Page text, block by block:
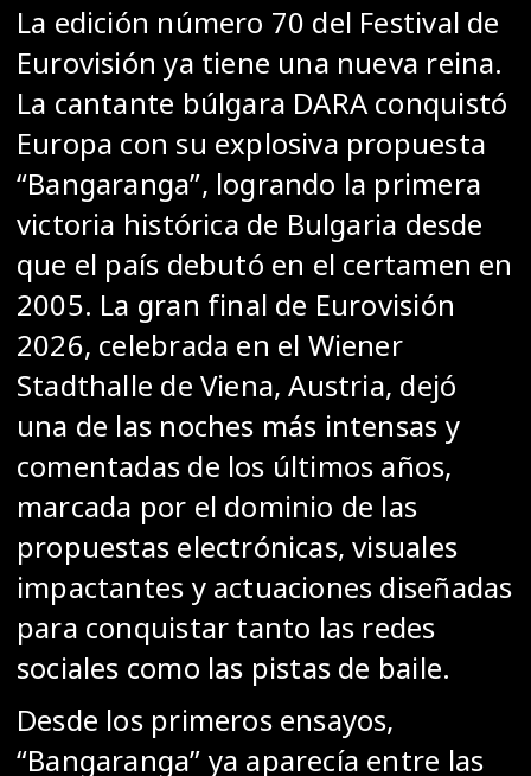
La edición número 70 del Festival de
Eurovisión ya tiene una nueva reina.
La cantante búlgara DARA conquistó
Europa con su explosiva propuesta
“Bangaranga”, logrando la primera
victoria histórica de Bulgaria desde
que el país debutó en el certamen en
2005. La gran final de Eurovisión
2026, celebrada en el Wiener
Stadthalle de Viena, Austria, dejó
una de las noches más intensas y
comentadas de los últimos años,
marcada por el dominio de las
propuestas electrónicas, visuales
impactantes y actuaciones diseñadas
para conquistar tanto las redes
sociales como las pistas de baile.
Desde los primeros ensayos,
“Bangaranga” ya aparecía entre las